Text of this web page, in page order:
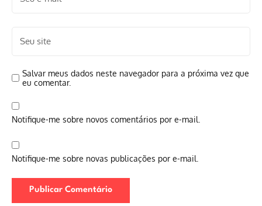
Salvar meus dados neste navegador para a próxima vez que
eu comentar.
Notifique-me sobre novos comentários por e-mail.
Notifique-me sobre novas publicações por e-mail.